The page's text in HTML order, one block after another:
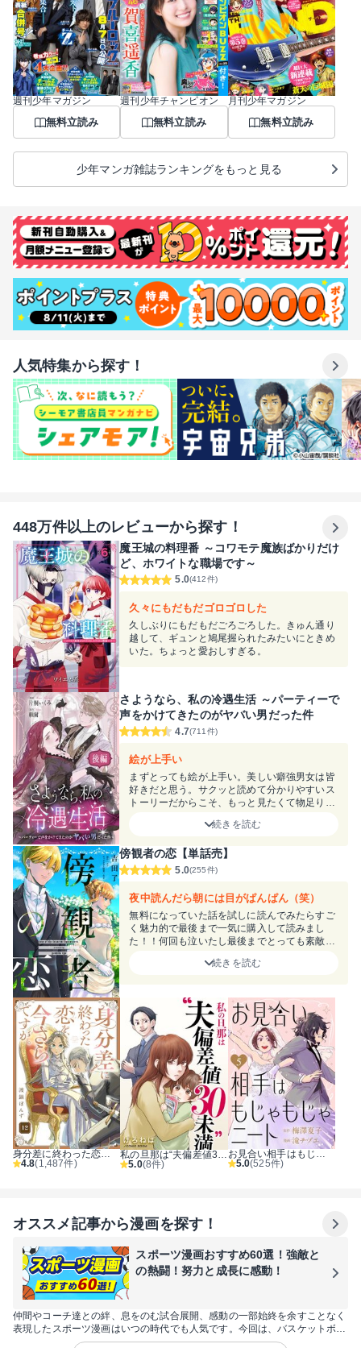
週刊少年マガジン
無料立読み
週刊少年チャンピオン
無料立読み
月刊少年マガジン
無料立読み
少年マンガ雑誌ランキングをもっと見る
人気特集から探す！
448万件以上のレビューから探す！
魔王城の料理番 ～コワモテ魔族ばかりだけ
ど、ホワイトな職場です～
5.0(412件)
久々にもだもだゴロゴロした
久しぶりにもだもだごろごろした。きゅん通り
越して、ギュンと鳩尾握られたみたいにときめ
いた。ちょっと愛おしすぎる。
さようなら、私の冷遇生活 ～パーティーで
声をかけてきたのがヤバい男だった件
4.7(711件)
絵が上手い
まずとっても絵が上手い。美しい癖強男女は皆
好きだと思う。サクッと読めて分かりやすいス
トーリーだからこそ、もっと見たくて物足りな
続きを読む
傍観者の恋【単話売】
5.0(255件)
夜中読んだら朝には目がぱんぱん（笑）
無料になっていた話を試しに読んでみたらすご
く魅力的で最後まで一気に購入して読みまし
た！！何回も泣いたし最後までとっても素敵な
続きを読む
身分差に終わった恋を、今さらですが。
4.8(1,487件)
私の旦那は“夫偏差値30未満”
5.0(8件)
お見合い相手はもじゃもじゃニート
5.0(525件)
オススメ記事から漫画を探す！
スポーツ漫画おすすめ60選！強敵と
の熱闘！努力と成長に感動！
仲間やコーチ達との絆、息をのむ試合展開、感動の一部始終を余すことなく
表現したスポーツ漫画はいつの時代でも人気です。今回は、バスケットボー
ル、サッカー、野球などの人気の王道スポーツ漫画だけでなく、フィギアス